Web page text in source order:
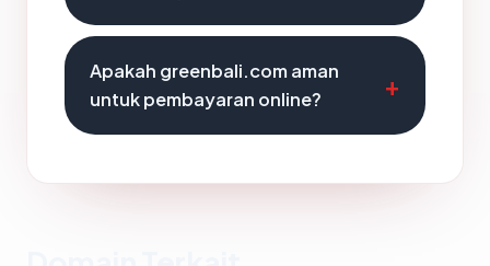
Apakah greenbali.com aman
untuk pembayaran online?